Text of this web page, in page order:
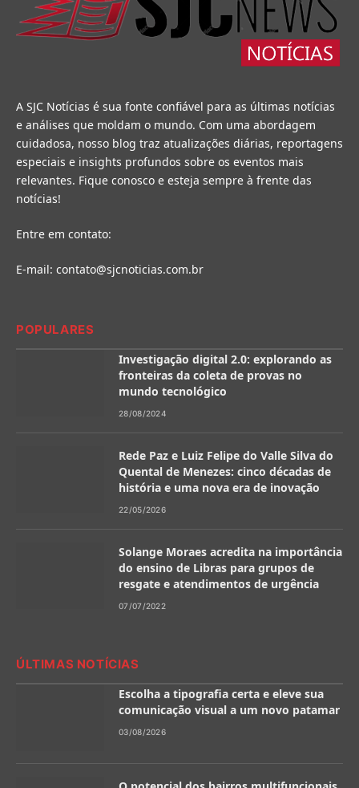
A SJC Notícias é sua fonte confiável para as últimas notícias
e análises que moldam o mundo. Com uma abordagem
cuidadosa, nosso blog traz atualizações diárias, reportagens
especiais e insights profundos sobre os eventos mais
relevantes. Fique conosco e esteja sempre à frente das
notícias!
Entre em contato:
E-mail: contato@sjcnoticias.com.br
POPULARES
Investigação digital 2.0: explorando as
fronteiras da coleta de provas no
mundo tecnológico
28/08/2024
Rede Paz e Luiz Felipe do Valle Silva do
Quental de Menezes: cinco décadas de
história e uma nova era de inovação
22/05/2026
Solange Moraes acredita na importância
do ensino de Libras para grupos de
resgate e atendimentos de urgência
07/07/2022
ÚLTIMAS NOTÍCIAS
Escolha a tipografia certa e eleve sua
comunicação visual a um novo patamar
03/08/2026